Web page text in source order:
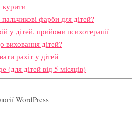
курити
фарби для дітей?
у дітей. прийоми психотерапії
виховання дітей?
рахіт у дітей
(для дітей від 5 місяців)
WordPress